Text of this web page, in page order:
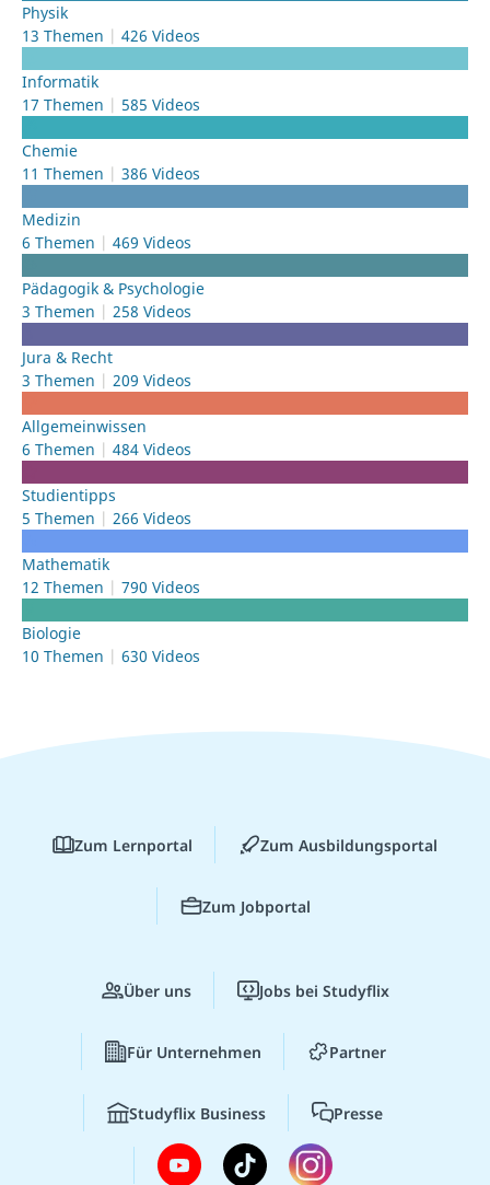
Physik
13 Themen
426 Videos
Informatik
17 Themen
585 Videos
Chemie
11 Themen
386 Videos
Medizin
6 Themen
469 Videos
Pädagogik & Psychologie
3 Themen
258 Videos
Jura & Recht
3 Themen
209 Videos
Allgemeinwissen
6 Themen
484 Videos
Studientipps
5 Themen
266 Videos
Mathematik
12 Themen
790 Videos
Biologie
10 Themen
630 Videos
Zum Lernportal Zum Ausbildungsportal
Zum Jobportal
Über uns Jobs bei Studyflix
Für Unternehmen Partner
Studyflix Business Presse